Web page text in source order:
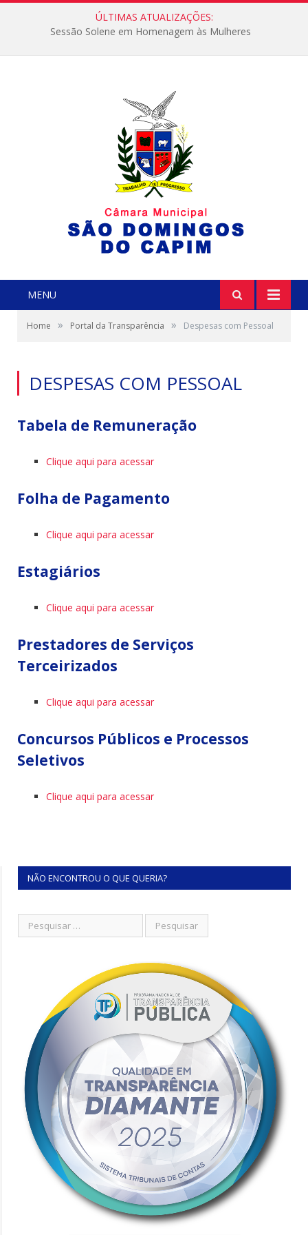
ÚLTIMAS ATUALIZAÇÕES:
Sessão Solene em Homenagem às Mulheres
MENU
Home » Portal da Transparência » Despesas com Pessoal
DESPESAS COM PESSOAL
Tabela de Remuneração
Clique aqui para acessar
Folha de Pagamento
Clique aqui para acessar
Estagiários
Clique aqui para acessar
Prestadores de Serviços
Terceirizados
Clique aqui para acessar
Concursos Públicos e Processos
Seletivos
Clique aqui para acessar
NÃO ENCONTROU O QUE QUERIA?